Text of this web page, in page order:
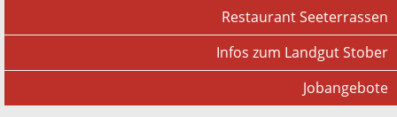
Restaurant Seeterrassen
Infos zum Landgut Stober
Jobangebote